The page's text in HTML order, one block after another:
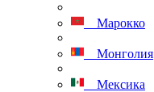
Марокко
Монголия
Мексика